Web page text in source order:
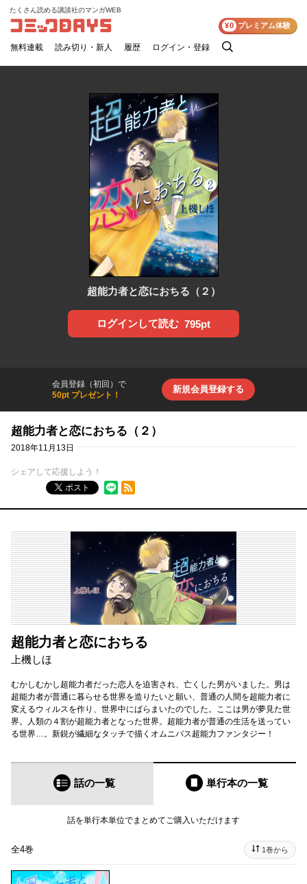
コミックDAYS
たくさん読める講談社のマンガWEB
無料連載 読み切り・新人 履歴 ログイン・登録
検
¥0 プレミアム体験
超能力者と恋におちる（２）
ログインして読む 795pt
会員登録（初回）で
50pt プレゼント！
新規会員登録する
超能力者と恋におちる（２）
2018年11月13日
シェアして応援しよう！
ポスト
RSSフィード
超能力者と恋におちる
上機しほ
むかしむかし超能力者だった恋人を迫害され、亡くした男がいました。男は
超能力者が普通に暮らせる世界を造りたいと願い、普通の人間を超能力者に
変えるウィルスを作り、世界中にばらまいたのでした。ここは男が夢見た世
界。人類の４割が超能力者となった世界。超能力者が普通の生活を送ってい
る世界…。新鋭が繊細なタッチで描くオムニバス超能力ファンタジー！
話の一覧 単行本の一覧
話を単行本単位でまとめてご購入いただけます
全4巻 1巻から